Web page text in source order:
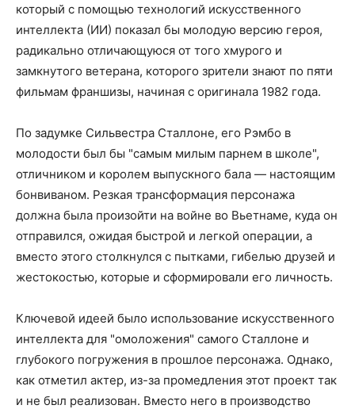
который с помощью технологий искусственного
интеллекта (ИИ) показал бы молодую версию героя,
радикально отличающуюся от того хмурого и
замкнутого ветерана, которого зрители знают по пяти
фильмам франшизы, начиная с оригинала 1982 года.
По задумке Сильвестра Сталлоне, его Рэмбо в
молодости был бы "самым милым парнем в школе",
отличником и королем выпускного бала — настоящим
бонвиваном. Резкая трансформация персонажа
должна была произойти на войне во Вьетнаме, куда он
отправился, ожидая быстрой и легкой операции, а
вместо этого столкнулся с пытками, гибелью друзей и
жестокостью, которые и сформировали его личность.
Ключевой идеей было использование искусственного
интеллекта для "омоложения" самого Сталлоне и
глубокого погружения в прошлое персонажа. Однако,
как отметил актер, из-за промедления этот проект так
и не был реализован. Вместо него в производство